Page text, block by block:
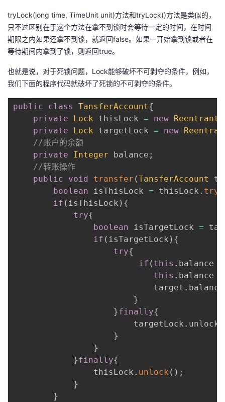
tryLock(long time, TimeUnit unit)方法和tryLock()方法是类似的，
只不过区别在于这个方法在拿不到锁时会等待一定的时间，在时间
期限之内如果还拿不到锁，就返回false。如果一开始拿到锁或者在
等待期间内拿到了锁，则返回true。
也就是说，对于死锁问题，Lock能够破坏不可剥夺的条件，例如，
我们下面的程序代码就破坏了死锁的不可剥夺的条件。
public class TansferAccount{
private
Lock thisLock = new
private
Lock targetLock = new
//账户的余额
private
Integer balance ;
//转账操作
public
void transfer (TansferAccount
boolean isThisLock = thisLock .
if ( isThisLock ) {
try{
boolean isTargetLock =
if ( isTargetLock ) {
try{
if ( this . balance
this . balance
                            target
.
}
}finally{
                        targetLock
. unlock
}
}
}finally{
                thisLock
. unlock ( ) ;
}
}